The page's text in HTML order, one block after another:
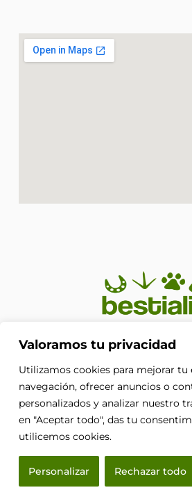
Valoramos tu privacidad
Utilizamos cookies para mejorar tu
navegación, ofrecer anuncios o
personalizados y analizar nuestro
en "Aceptar todo", das tu
utilicemos cookies.
Personalizar Rechazar todo
En Bestialis unimos calidad,
merecen. Porque su bienestar
prioridad, es nuestra
F
a
c
o
k
© 2026 Bestialis · Todos los